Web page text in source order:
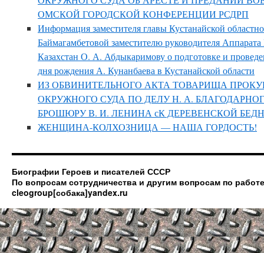
ОМСКОЙ ГОРОДСКОЙ КОНФЕРЕНЦИИ РСДРП
Информация заместителя главы Кустанайской
Баймагамбетовой заместителю руководителя
Казахстан О. А. Абдыкаримову о подготовке и
дня рождения А. Кунанбаева в Кустанайской области
ИЗ ОБВИНИТЕЛЬНОГО АКТА ТОВАРИЩА
ОКРУЖНОГО СУДА ПО ДЕЛУ Н. А.
БРОШЮРУ В. И. ЛЕНИНА сК ДЕРЕВЕНСКОЙ
ЖЕНЩИНА-КОЛХОЗНИЦА — НАША ГОРДОСТЬ!
Биографии Героев и писателей СССР
По вопросам сотрудничества и другим вопросам по
cleogroup[собака]yandex.ru